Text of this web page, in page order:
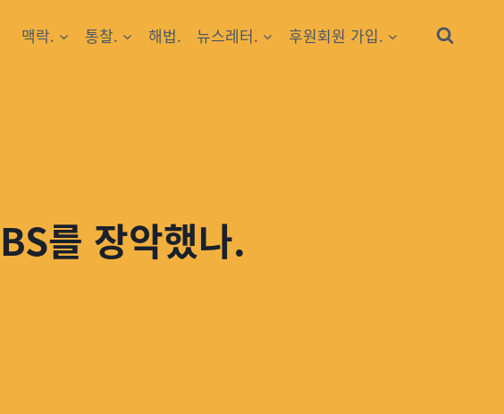
맥락. 통찰. 해법. 뉴스레터. 후원회원 가입.
를 장악했나.